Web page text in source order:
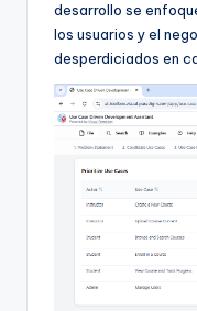
desarrollo se
los usuarios y el
desperdiciados en